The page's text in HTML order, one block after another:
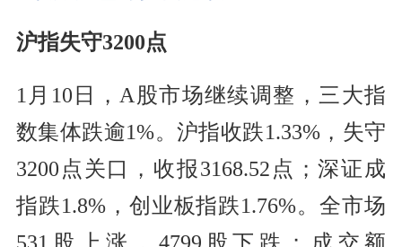
沪指失守3200点
1月10日，A股市场继续调整，三大指
数集体跌逾1%。沪指收跌1.33%，失守
3200点关口，收报3168.52点；深证成
指跌1.8%，创业板指跌1.76%。全市场